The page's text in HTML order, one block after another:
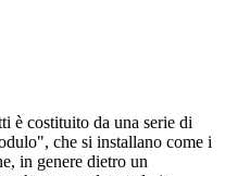
è costituito da una serie di
che si installano come i
in genere dietro un